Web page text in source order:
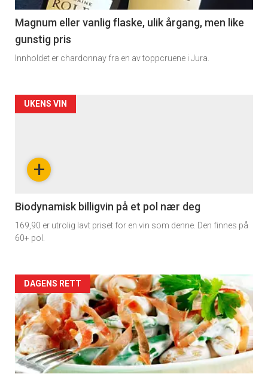
3
Magnum eller vanlig flaske, ulik årgang, men like
gunstig pris
Innholdet er chardonnay fra en av toppcruene i Jura.
Forsiden
nå
4
+
UKENS VIN
Biodynamisk billigvin på et pol nær deg
169,90 er utrolig lavt priset for en vin som denne. Den finnes på
60+ pol.
Forsiden
akkurat
nå
-
DAGENS RETT